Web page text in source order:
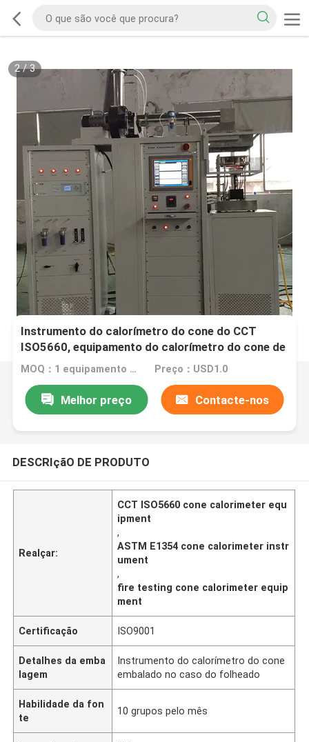
2/3
Instrumento do calorímetro do cone do CCT
ISO5660, equipamento do calorímetro do cone de
ASTM E1354
MOQ：1 equipamento ajustado do calorímetro do cone Preço：USD1.0
Melhor preço Contacte-nos
DESCRIçãO DE PRODUTO
Realçar:
CCT ISO5660 cone calorimeter equ
ipment
,
ASTM E1354 cone calorimeter instr
ument
,
fire testing cone calorimeter equip
ment
Certificação ISO9001
Detalhes da emba
lagem
Instrumento do calorímetro do cone
embalado no caso do folheado
Habilidade da fon
te
10 grupos pelo mês